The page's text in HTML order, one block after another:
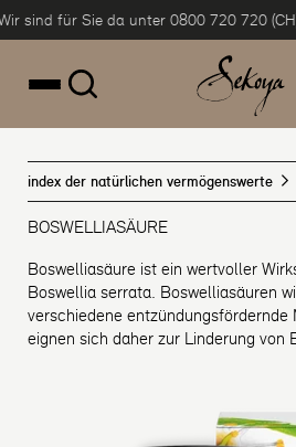
Inhalt springen
für Sie da unter 0800 720 720 (CH)
index der natürlichen vermögenswerte
BOSWELLIASÄURE
Boswelliasäure ist ein wertvoller
Boswellia serrata. Boswelliasäuren
verschiedene entzündungsfördernde
eignen sich daher zur Linderung von